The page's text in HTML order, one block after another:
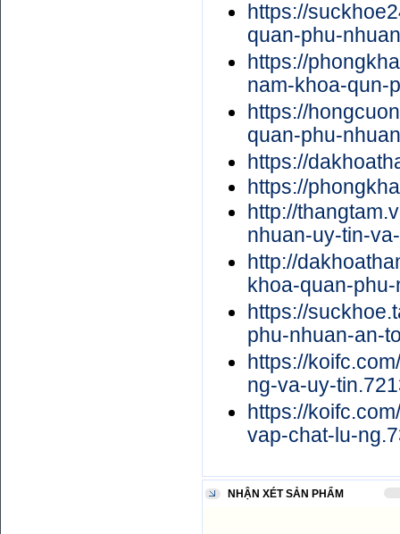
https://
quan-phu-
https://
nam-khoa-qun-
https://
quan-phu-
https://
https://
http://
nhuan-uy-tin-
http://
khoa-quan-
https://
phu-nhuan-an-
https://
ng-va-uy-
https://
vap-chat-lu-
NHẬN XÉT SẢN PHẨM